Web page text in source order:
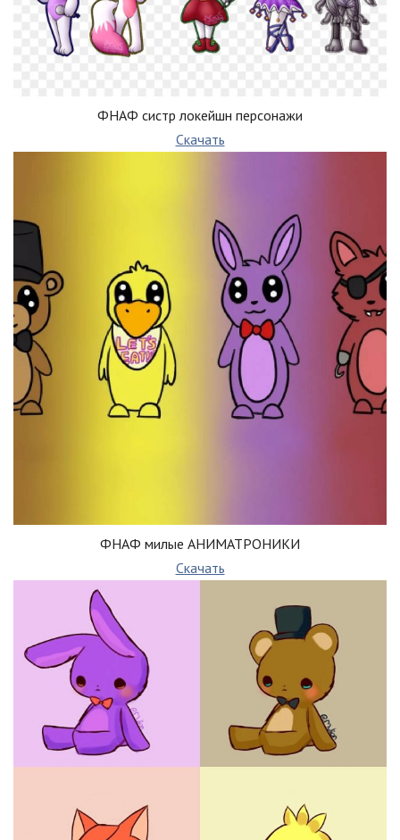
ФНАФ систр локейшн персонажи
Скачать
ФНАФ милые АНИМАТРОНИКИ
Скачать